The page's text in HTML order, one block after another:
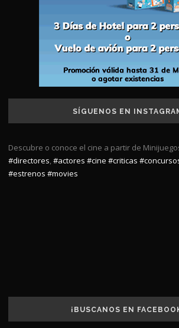
SÍGUENOS EN
Descubre o conoce el cine a partir de
#directores,#actores #cine #criticas
#estrenos #movies
¡BUSCANOS EN